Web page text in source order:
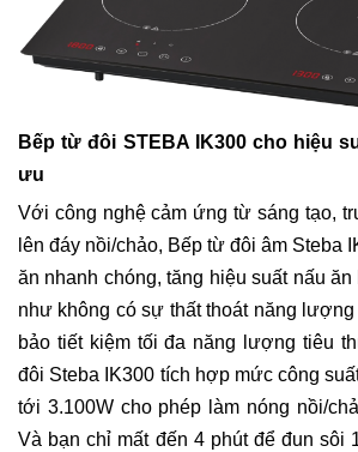
Bếp từ đôi STEBA IK300 cho hiệu
ưu
Với công nghệ cảm ứng từ sáng tạo,
lên đáy nồi/chảo, Bếp từ đôi âm Steba
ăn nhanh chóng, tăng hiệu suất nấu
như không có sự thất thoát năng
bảo tiết kiệm tối đa năng lượng tiêu
đôi Steba IK300 tích hợp mức công
tới 3.100W cho phép làm nóng nồi/
Và bạn chỉ mất đến 4 phút để đun sôi